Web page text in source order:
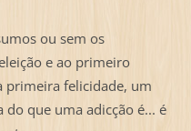
ou sem os
e ao primeiro
primeira felicidade, um
que uma adicção é... é